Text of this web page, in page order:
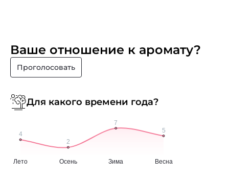
Ваше отношение к аромату?
Проголосовать
Для какого времени года?